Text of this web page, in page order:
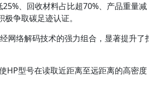
、回收材料占比超70%、产品重量减
争取碳足迹认证。
网络解码技术的强力组合，显著提升了
HP型号在读取近距离至远距离的高密度